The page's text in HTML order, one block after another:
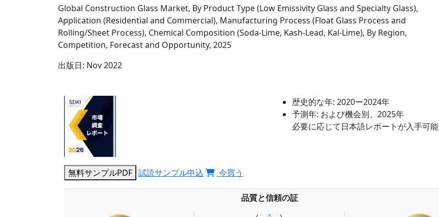
Global Construction Glass Market, By Product Type (Low Emissivity Glass and Specialty Glass),
Application (Residential and Commercial), Manufacturing Process (Float Glass Process and
Rolling/Sheet Process), Chemical Composition (Soda-Lime, Kash-Lead, Kal-Lime), By Region,
Competition, Forecast and Opportunity, 2025
出版日: Nov 2022
歴史的な年: 2020ー2024年
予測年: および機会別、2025年
必要に応じて日本語レポートが入手可能
無料サンプルPDF 試読サンプル申込 今買う
品質と信頼の証